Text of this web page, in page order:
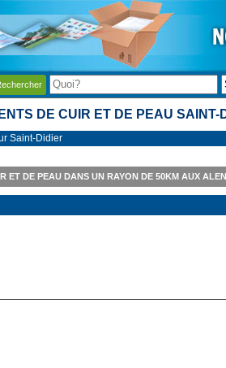
DE CUIR ET DE PEAU SAINT-
Saint-Didier
ET DE PEAU DANS UN RAYON DE 50KM AUX